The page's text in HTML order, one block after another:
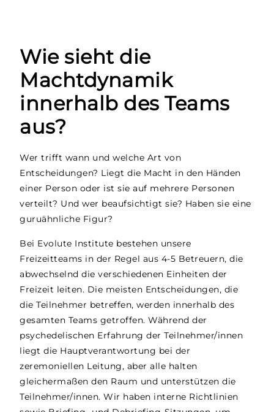
Wie sieht die
Machtdynamik
innerhalb des Teams
aus?
Wer trifft wann und welche Art von
Entscheidungen? Liegt die Macht in den Händen
einer Person oder ist sie auf mehrere Personen
verteilt? Und wer beaufsichtigt sie? Haben sie eine
guruähnliche Figur?
Bei Evolute Institute bestehen unsere
Freizeitteams in der Regel aus 4-5 Betreuern, die
abwechselnd die verschiedenen Einheiten der
Freizeit leiten. Die meisten Entscheidungen, die
die Teilnehmer betreffen, werden innerhalb des
gesamten Teams getroffen. Während der
psychedelischen Erfahrung der Teilnehmer/innen
liegt die Hauptverantwortung bei der
zeremoniellen Leitung, aber alle halten
gleichermaßen den Raum und unterstützen die
Teilnehmer/innen. Wir haben interne Richtlinien